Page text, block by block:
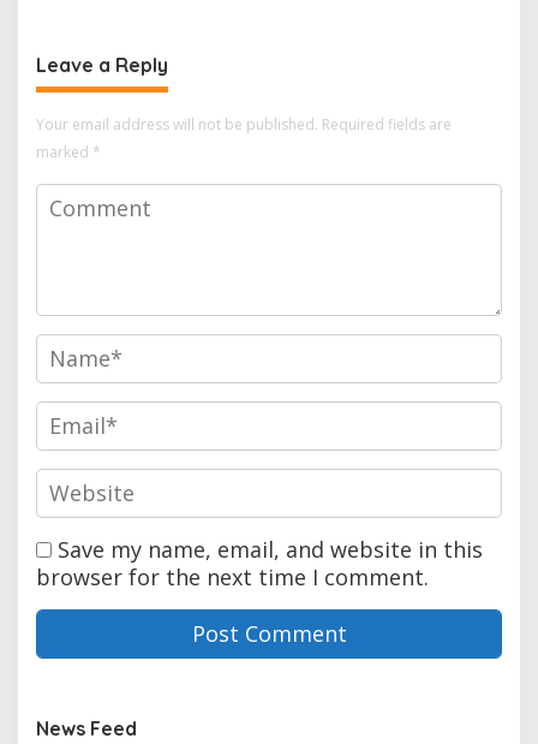
Leave a Reply
Your email address will not be published. Required fields are
marked *
Save my name, email, and website in this
browser for the next time I comment.
News Feed